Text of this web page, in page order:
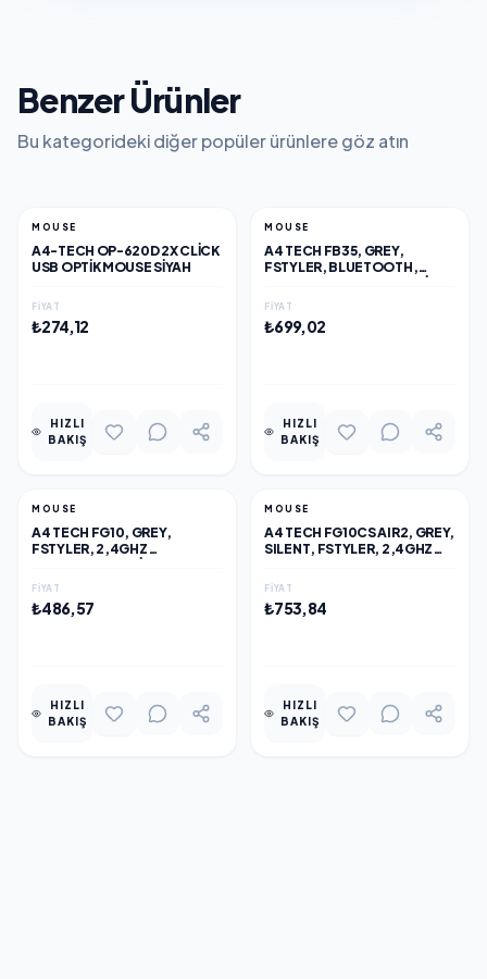
Benzer Ürünler
Bu kategorideki diğer popüler ürünlere göz atın
MOUSE
A4-TECH OP-620D 2X CLICK
USB OPTIK MOUSE SIYAH
FIYAT
₺274,12
HIZLI
BAKIŞ
MOUSE
A4 TECH FB35, GREY,
FSTYLER, BLUETOOTH,
MOUSE, 10-15METRE, 6
FIYAT
₺699,02
HIZLI
BAKIŞ
MOUSE
A4 TECH FG10, GREY,
FSTYLER, 2,4GHZ
10-15METRE, 4 BUTON,
FIYAT
₺486,57
HIZLI
BAKIŞ
MOUSE
A4 TECH FG10CS AIR2, GREY,
SILENT, FSTYLER, 2,4GHZ
EDILEBILIR, OPTIK MOUSE,
NANO ALICI
FIYAT
₺753,84
HIZLI
BAKIŞ